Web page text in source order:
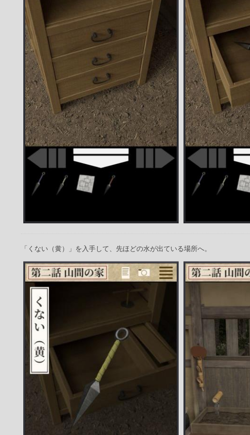
「くない（黄）」を入手して、先ほどの水が出ている場所へ。